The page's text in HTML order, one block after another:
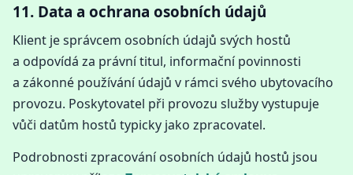
11. Data a ochrana osobních údajů
Klient je správcem osobních údajů svých hostů
a odpovídá za právní titul, informační povinnosti
a zákonné používání údajů v rámci svého ubytovacího
provozu. Poskytovatel při provozu služby vystupuje
vůči datům hostů typicky jako zpracovatel.
Podrobnosti zpracování osobních údajů hostů jsou